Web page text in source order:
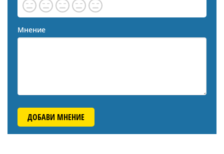
Мнение
ДОБАВИ МНЕНИЕ